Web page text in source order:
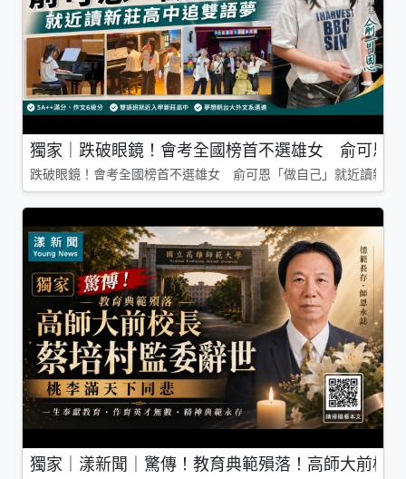
獨家｜跌破眼鏡！會考全國榜首不選雄女 俞可恩
跌破眼鏡！會考全國榜首不選雄女 俞可恩「做自己」就近讀新莊
獨家｜漾新聞｜驚傳！教育典範殞落！高師大前校